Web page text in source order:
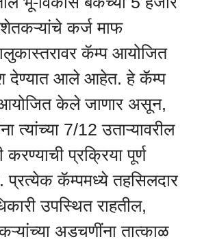
कर्ज माफ
कॅम्प आयोजित
देण्यात आले आहेत. हे कॅम्प
केले जाणार असून,
त्यांच्या 7/12 उताऱ्यावरील
करण्याची प्रक्रिया पूर्ण
प्रत्येक कॅम्पमध्ये तहसिलदार
उपस्थित राहतील,
अडचणींना तात्काळ